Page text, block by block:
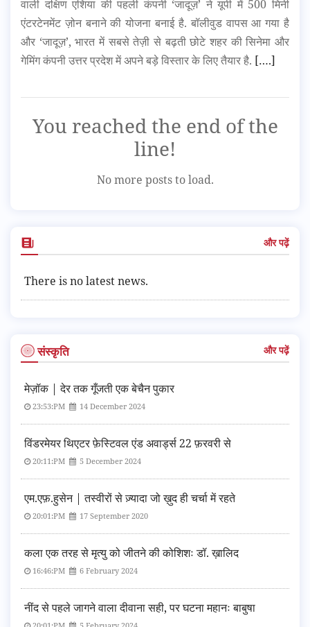
वाली दक्षिण एशिया की पहली कंपनी ‘जादूज़’ ने यूपी में 500 मिनी
एंटरटेनमेंट ज़ोन बनाने की योजना बनाई है. बॉलीवुड वापस आ गया है
और ‘जादूज़’, भारत में सबसे तेज़ी से बढ़ती छोटे शहर की सिनेमा और
गेमिंग कंपनी उत्तर प्रदेश में अपने बड़े विस्तार के लिए तैयार है. [….]
You reached the end of the
line!
No more posts to load.
और पढ़ें
There is no latest news.
संस्कृति और पढ़ें
मेज़ॉक | देर तक गूँजती एक बेचैन पुकार
23:53:PM 14 December 2024
विंडरमेयर थिएटर फ़ेस्टिवल एंड अवार्ड्स 22 फ़रवरी से
20:11:PM 5 December 2024
एम.एफ़.हुसेन | तस्वीरों से ज़्यादा जो ख़ुद ही चर्चा में रहते
20:01:PM 17 September 2020
कला एक तरह से मृत्यु को जीतने की कोशिशः डॉ. ख़ालिद
16:46:PM 6 February 2024
नींद से पहले जागने वाला दीवाना सही, पर घटना महानः बाबुषा